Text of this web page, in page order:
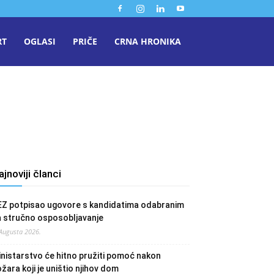
OGLASI PRIČE CRNA HRONIKA
članci
potpisao ugovore s kandidatima odabranim
stručno osposobljavanje
2026.
će hitno pružiti pomoć nakon
koji je uništio njihov dom